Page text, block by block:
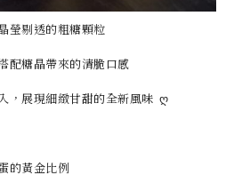
瑩剔透的粗糖顆粒
配糖晶帶來的清脆口感
，展現細緻甘甜的全新風味 ღ
的黃金比例